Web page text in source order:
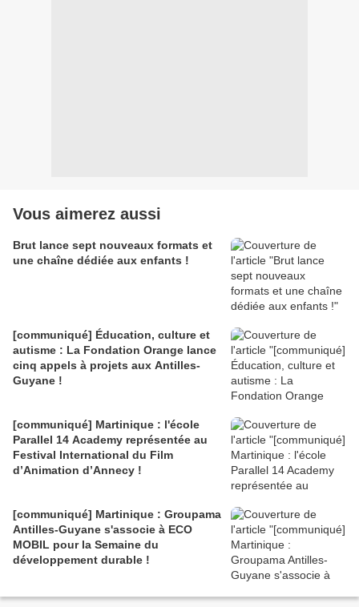
Vous aimerez aussi
Brut lance sept nouveaux formats et
une chaîne dédiée aux enfants !
[communiqué] Éducation, culture et
autisme : La Fondation Orange lance
cinq appels à projets aux Antilles-
Guyane !
[communiqué] Martinique : l'école
Parallel 14 Academy représentée au
Festival International du Film
d’Animation d’Annecy !
[communiqué] Martinique : Groupama
Antilles-Guyane s'associe à ECO
MOBIL pour la Semaine du
développement durable !